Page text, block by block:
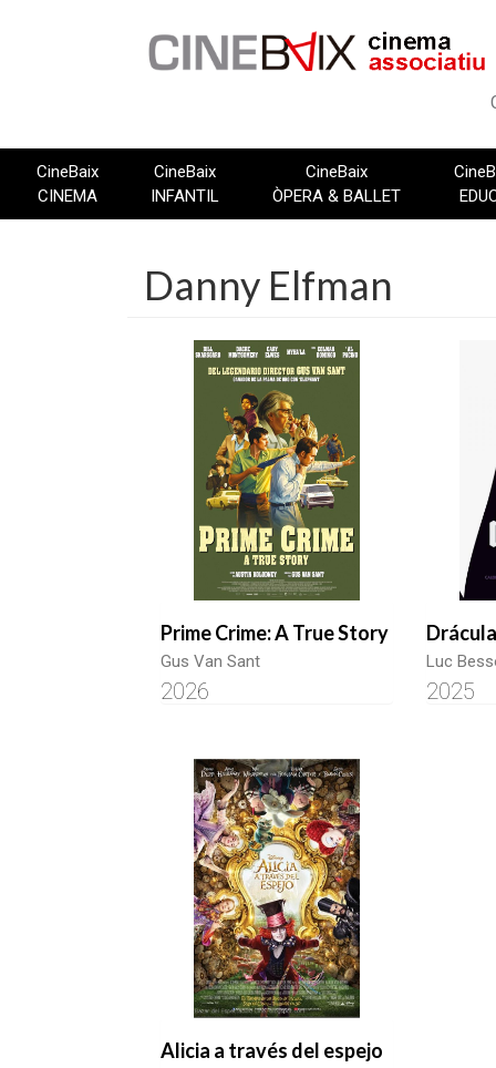
CineBaix
CINEMA
CineBaix
INFANTIL
CineBaix
ÒPERA & BALLET
Danny Elfman
Prime Crime: A True Story
Gus Van Sant
2026
Drácula
Luc
2025
Alicia a través del espejo